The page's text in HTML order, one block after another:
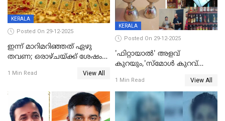
KERALA
Posted On 29-12-2025
ഇന്ന് മാറിമറിഞ്ഞത് ഏഴു
തവണ; ഒരാഴ്ചയ്ക്ക് ശേഷം
1 Min Read View All
KERALA
Posted On 29-12-2025
'ഫിറ്റായാൽ' അളവ്
കുറയും,'സ്‌മോൾ കുറവ്
പിഴ
1 Min Read View All